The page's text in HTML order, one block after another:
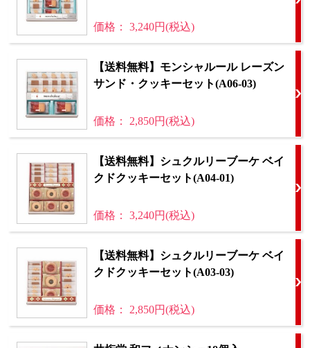
価格： 3,240円(税込)
【送料無料】モンシャルール レーズン
サンド・クッキーセット(A06-03)
価格： 2,850円(税込)
【送料無料】シュクルリーブーケ ベイ
クドクッキーセット(A04-01)
価格： 3,240円(税込)
【送料無料】シュクルリーブーケ ベイ
クドクッキーセット(A03-03)
価格： 2,850円(税込)